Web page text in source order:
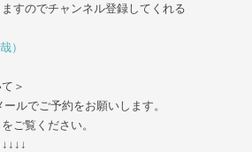
すのでチャンネル登録してくれる
）
＞
ルでご予約をお願いします。
ご覧ください。